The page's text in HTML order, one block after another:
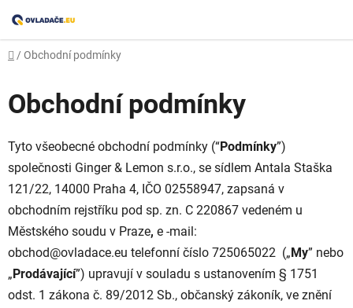
na
obsah
Domů
/ Obchodní podmínky
Obchodní podmínky
Tyto všeobecné obchodní podmínky (“Podmínky”)
společnosti Ginger & Lemon s.r.o., se sídlem Antala Staška
121/22, 14000 Praha 4, IČO 02558947, zapsaná v
obchodním rejstříku pod sp. zn. C 220867 vedeném u
Městského soudu v Praze, e -mail:
obchod@ovladace.eu telefonní číslo 725065022 („ My” nebo
„ Prodávající”) upravují v souladu s ustanovením § 1751
odst. 1 zákona č. 89/2012 Sb., občanský zákoník, ve znění